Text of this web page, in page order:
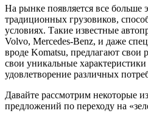
На рынке появляется все больше
традиционных грузовиков,
условиях. Такие известные
Volvo, Mercedes-Benz, и даже
вроде Komatsu, предлагают
свои уникальные
удовлетворение различных
Давайте рассмотрим некоторые
предложений по переходу на